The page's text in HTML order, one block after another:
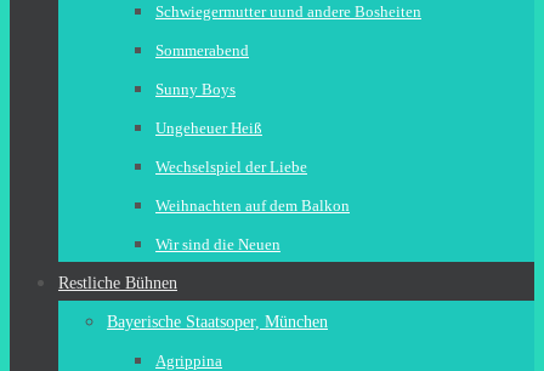
Schwiegermutter uund andere Bosheiten
Sommerabend
Sunny Boys
Ungeheuer Heiß
Wechselspiel der Liebe
Weihnachten auf dem Balkon
Wir sind die Neuen
Restliche Bühnen
Bayerische Staatsoper, München
Agrippina